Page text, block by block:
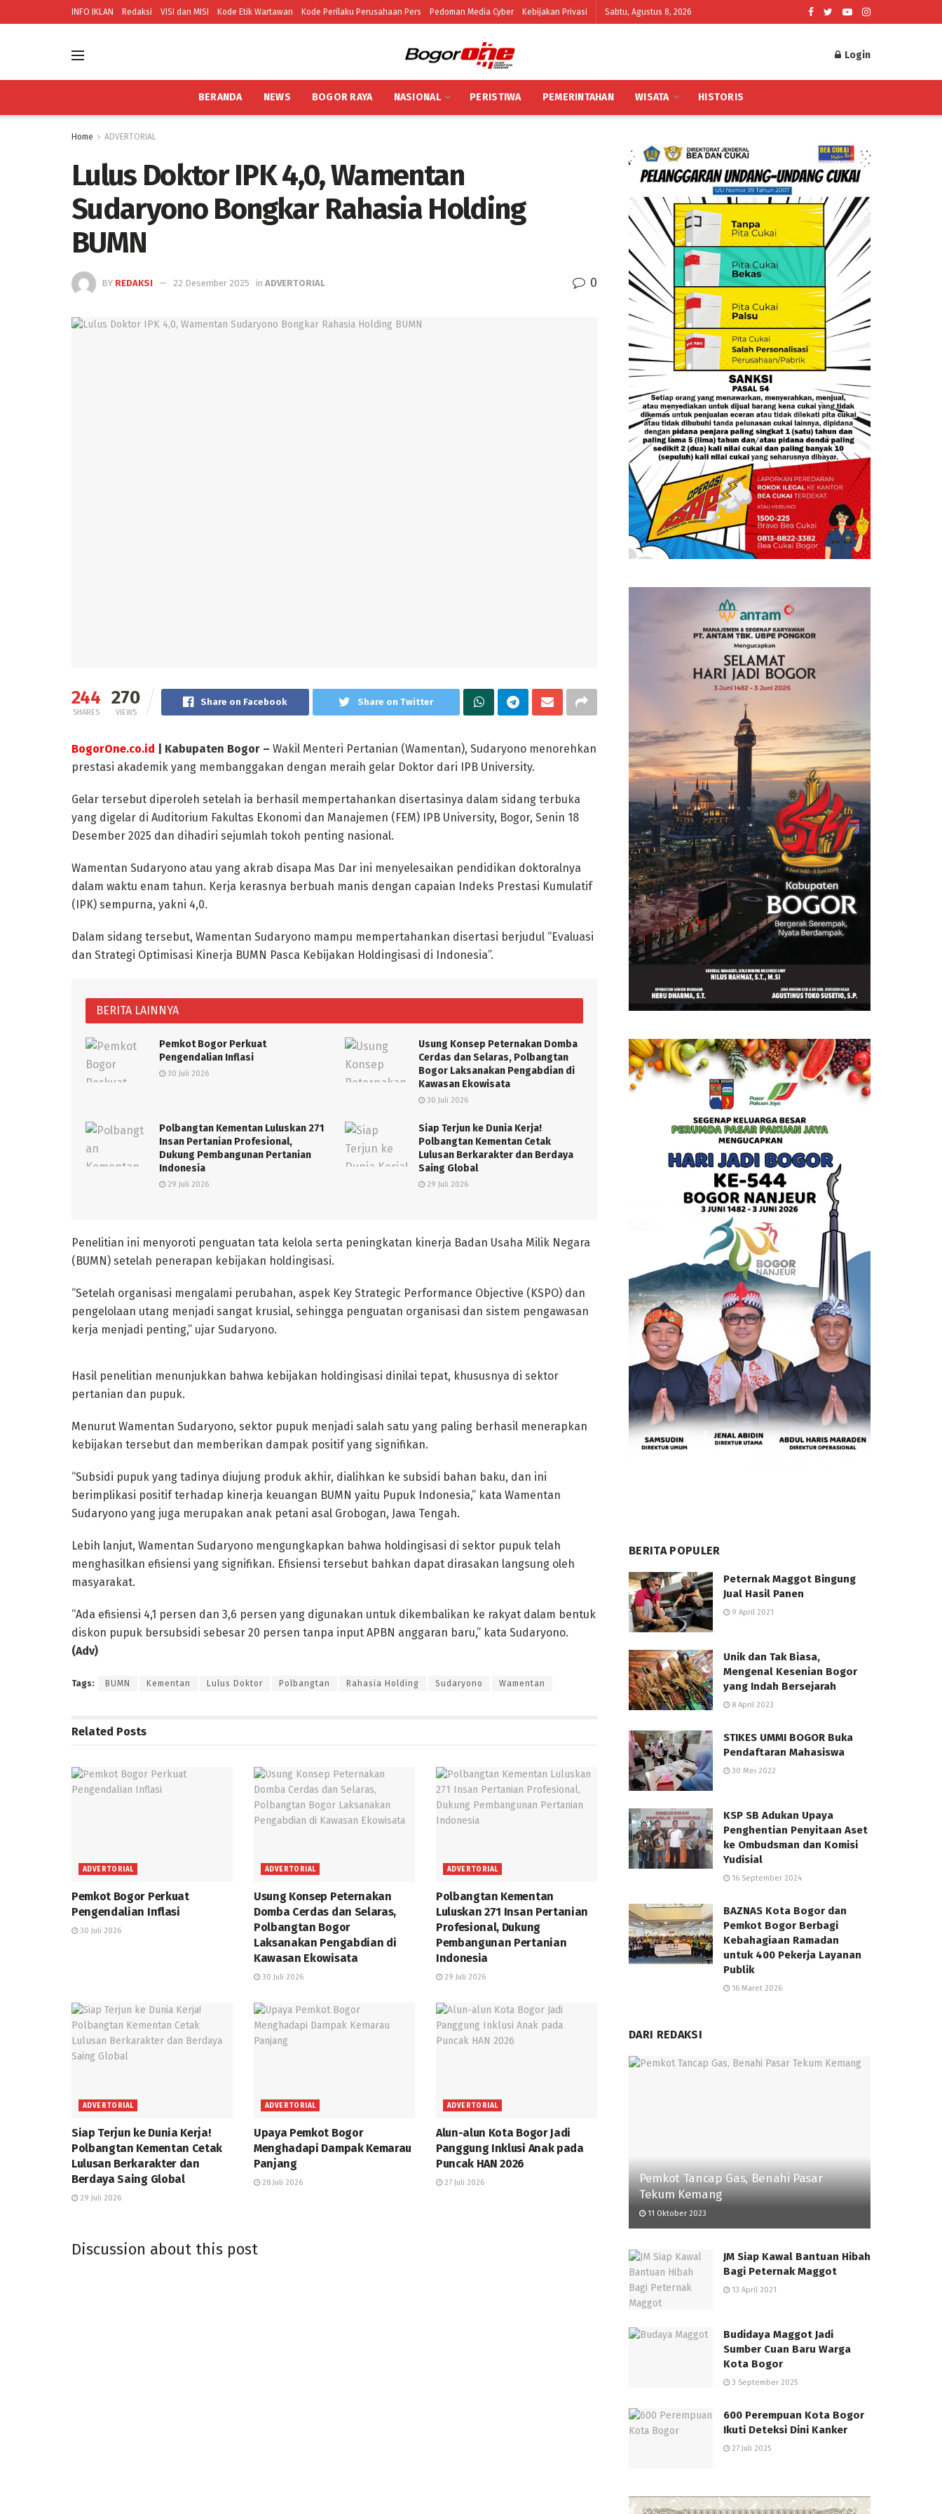
INFO IKLAN Redaksi VISI dan MISI Kode Etik Wartawan Kode Perilaku Perusahaan Pers Pedoman Media Cyber Kebijakan Privasi Sabtu, Agustus 8, 2026
Login
BERANDA NEWS BOGOR RAYA NASIONAL PERISTIWA PEMERINTAHAN WISATA HISTORIS
Home ADVERTORIAL
Lulus Doktor IPK 4,0, Wamentan
Sudaryono Bongkar Rahasia Holding
BUMN
BY REDAKSI 22 Desember 2025 in ADVERTORIAL 0
244
SHARES
270
VIEWS
Share on Facebook Share on Twitter
BogorOne.co.id | Kabupaten Bogor – Wakil Menteri Pertanian (Wamentan), Sudaryono menorehkan
prestasi akademik yang membanggakan dengan meraih gelar Doktor dari IPB University.
Gelar tersebut diperoleh setelah ia berhasil mempertahankan disertasinya dalam sidang terbuka
yang digelar di Auditorium Fakultas Ekonomi dan Manajemen (FEM) IPB University, Bogor, Senin 18
Desember 2025 dan dihadiri sejumlah tokoh penting nasional.
Wamentan Sudaryono atau yang akrab disapa Mas Dar ini menyelesaikan pendidikan doktoralnya
dalam waktu enam tahun. Kerja kerasnya berbuah manis dengan capaian Indeks Prestasi Kumulatif
(IPK) sempurna, yakni 4,0.
Dalam sidang tersebut, Wamentan Sudaryono mampu mempertahankan disertasi berjudul “Evaluasi
dan Strategi Optimisasi Kinerja BUMN Pasca Kebijakan Holdingisasi di Indonesia”.
BERITA LAINNYA
Pemkot Bogor Perkuat
Pengendalian Inflasi
30 Juli 2026
Usung Konsep Peternakan Domba
Cerdas dan Selaras, Polbangtan
Bogor Laksanakan Pengabdian di
Kawasan Ekowisata
30 Juli 2026
Polbangtan Kementan Luluskan 271
Insan Pertanian Profesional,
Dukung Pembangunan Pertanian
Indonesia
29 Juli 2026
Siap Terjun ke Dunia Kerja!
Polbangtan Kementan Cetak
Lulusan Berkarakter dan Berdaya
Saing Global
29 Juli 2026
Penelitian ini menyoroti penguatan tata kelola serta peningkatan kinerja Badan Usaha Milik Negara
(BUMN) setelah penerapan kebijakan holdingisasi.
“Setelah organisasi mengalami perubahan, aspek Key Strategic Performance Objective (KSPO) dan
pengelolaan utang menjadi sangat krusial, sehingga penguatan organisasi dan sistem pengawasan
kerja menjadi penting,” ujar Sudaryono.
Hasil penelitian menunjukkan bahwa kebijakan holdingisasi dinilai tepat, khususnya di sektor
pertanian dan pupuk.
Menurut Wamentan Sudaryono, sektor pupuk menjadi salah satu yang paling berhasil menerapkan
kebijakan tersebut dan memberikan dampak positif yang signifikan.
“Subsidi pupuk yang tadinya diujung produk akhir, dialihkan ke subsidi bahan baku, dan ini
berimplikasi positif terhadap kinerja keuangan BUMN yaitu Pupuk Indonesia,” kata Wamentan
Sudaryono yang juga merupakan anak petani asal Grobogan, Jawa Tengah.
Lebih lanjut, Wamentan Sudaryono mengungkapkan bahwa holdingisasi di sektor pupuk telah
menghasilkan efisiensi yang signifikan. Efisiensi tersebut bahkan dapat dirasakan langsung oleh
masyarakat.
“Ada efisiensi 4,1 persen dan 3,6 persen yang digunakan untuk dikembalikan ke rakyat dalam bentuk
diskon pupuk bersubsidi sebesar 20 persen tanpa input APBN anggaran baru,” kata Sudaryono.
(Adv)
Tags: BUMN Kementan Lulus Doktor Polbangtan Rahasia Holding Sudaryono Wamentan
Related Posts
ADVERTORIAL
Pemkot Bogor Perkuat
Pengendalian Inflasi
30 Juli 2026
ADVERTORIAL
Usung Konsep Peternakan
Domba Cerdas dan Selaras,
Polbangtan Bogor
Laksanakan Pengabdian di
Kawasan Ekowisata
30 Juli 2026
ADVERTORIAL
Polbangtan Kementan
Luluskan 271 Insan Pertanian
Profesional, Dukung
Pembangunan Pertanian
Indonesia
29 Juli 2026
ADVERTORIAL
Siap Terjun ke Dunia Kerja!
Polbangtan Kementan Cetak
Lulusan Berkarakter dan
Berdaya Saing Global
29 Juli 2026
ADVERTORIAL
Upaya Pemkot Bogor
Menghadapi Dampak Kemarau
Panjang
28 Juli 2026
ADVERTORIAL
Alun-alun Kota Bogor Jadi
Panggung Inklusi Anak pada
Puncak HAN 2026
27 Juli 2026
Discussion about this post
BERITA POPULER
Peternak Maggot Bingung
Jual Hasil Panen
9 April 2021
Unik dan Tak Biasa,
Mengenal Kesenian Bogor
yang Indah Bersejarah
8 April 2023
STIKES UMMI BOGOR Buka
Pendaftaran Mahasiswa
30 Mei 2022
KSP SB Adukan Upaya
Penghentian Penyitaan Aset
ke Ombudsman dan Komisi
Yudisial
16 September 2024
BAZNAS Kota Bogor dan
Pemkot Bogor Berbagi
Kebahagiaan Ramadan
untuk 400 Pekerja Layanan
Publik
16 Maret 2026
DARI REDAKSI
Pemkot Tancap Gas, Benahi Pasar
Tekum Kemang
11 Oktober 2023
JM Siap Kawal Bantuan Hibah
Bagi Peternak Maggot
13 April 2021
Budidaya Maggot Jadi
Sumber Cuan Baru Warga
Kota Bogor
3 September 2025
600 Perempuan Kota Bogor
Ikuti Deteksi Dini Kanker
27 Juli 2025